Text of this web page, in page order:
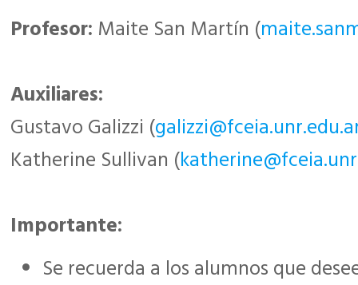
Profesor: Maite San Martín (
Auxiliares:
Gustavo Galizzi (
Katherine Sullivan (
Importante:
Se recuerda a los alumnos que